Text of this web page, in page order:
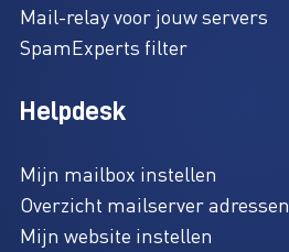
Mail-relay voor jouw servers
SpamExperts filter
Helpdesk
Mijn mailbox instellen
Overzicht mailserver adressen
Mijn website instellen